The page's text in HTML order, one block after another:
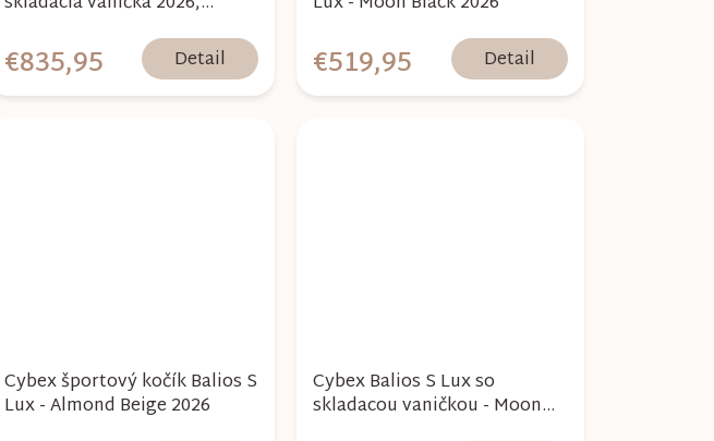
€835,95 Detail €519,95 Detail
Cybex športový kočík Balios S
Lux - Almond Beige 2026
Cybex Balios S Lux so
skladacou vaničkou - Moon